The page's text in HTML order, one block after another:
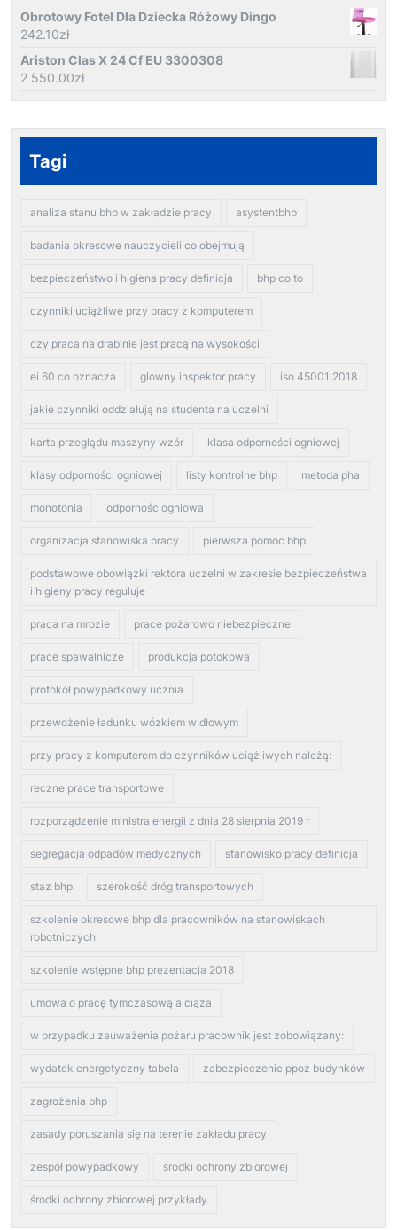
Obrotowy Fotel Dla Dziecka Różowy Dingo
242.10zł
Ariston Clas X 24 Cf EU 3300308
2 550.00zł
Tagi
analiza stanu bhp w zakładzie pracy asystentbhp
badania okresowe nauczycieli co obejmują
bezpieczeństwo i higiena pracy definicja bhp co to
czynniki uciążliwe przy pracy z komputerem
czy praca na drabinie jest pracą na wysokości
ei 60 co oznacza glowny inspektor pracy iso 45001:2018
jakie czynniki oddziałują na studenta na uczelni
karta przeglądu maszyny wzór klasa odporności ogniowej
klasy odporności ogniowej listy kontrolne bhp metoda pha
monotonia odpornośc ogniowa
organizacja stanowiska pracy pierwsza pomoc bhp
podstawowe obowiązki rektora uczelni w zakresie bezpieczeństwa
i higieny pracy reguluje
praca na mrozie prace pożarowo niebezpieczne
prace spawalnicze produkcja potokowa
protokół powypadkowy ucznia
przewożenie ładunku wózkiem widłowym
przy pracy z komputerem do czynników uciążliwych należą:
reczne prace transportowe
rozporządzenie ministra energii z dnia 28 sierpnia 2019 r
segregacja odpadów medycznych stanowisko pracy definicja
staz bhp szerokość dróg transportowych
szkolenie okresowe bhp dla pracowników na stanowiskach
robotniczych
szkolenie wstępne bhp prezentacja 2018
umowa o pracę tymczasową a ciąża
w przypadku zauważenia pożaru pracownik jest zobowiązany:
wydatek energetyczny tabela zabezpieczenie ppoż budynków
zagrożenia bhp
zasady poruszania się na terenie zakładu pracy
zespół powypadkowy środki ochrony zbiorowej
środki ochrony zbiorowej przykłady